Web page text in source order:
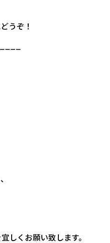
うぞ！
しくお願い致します。